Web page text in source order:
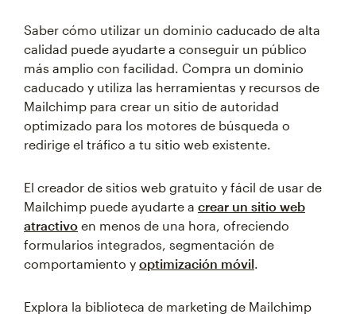
Saber cómo utilizar un dominio caducado de alta
calidad puede ayudarte a conseguir un público
más amplio con facilidad. Compra un dominio
caducado y utiliza las herramientas y recursos de
Mailchimp para crear un sitio de autoridad
optimizado para los motores de búsqueda o
redirige el tráfico a tu sitio web existente.
El creador de sitios web gratuito y fácil de usar de
Mailchimp puede ayudarte a crear un sitio web
atractivo en menos de una hora, ofreciendo
formularios integrados, segmentación de
comportamiento y optimización móvil.
Explora la biblioteca de marketing de Mailchimp